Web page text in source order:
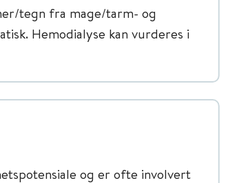
tegn fra mage/tarm- og
Hemodialyse kan vurderes i
og er ofte involvert